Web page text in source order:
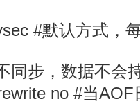
#默认方式，
同步，数据不会
no #当